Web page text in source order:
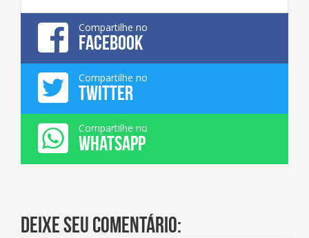
Compartilhe no
FACEBOOK
Compartilhe no
TWITTER
Compartilhe no
WHATSAPP
Deixe seu comentário: